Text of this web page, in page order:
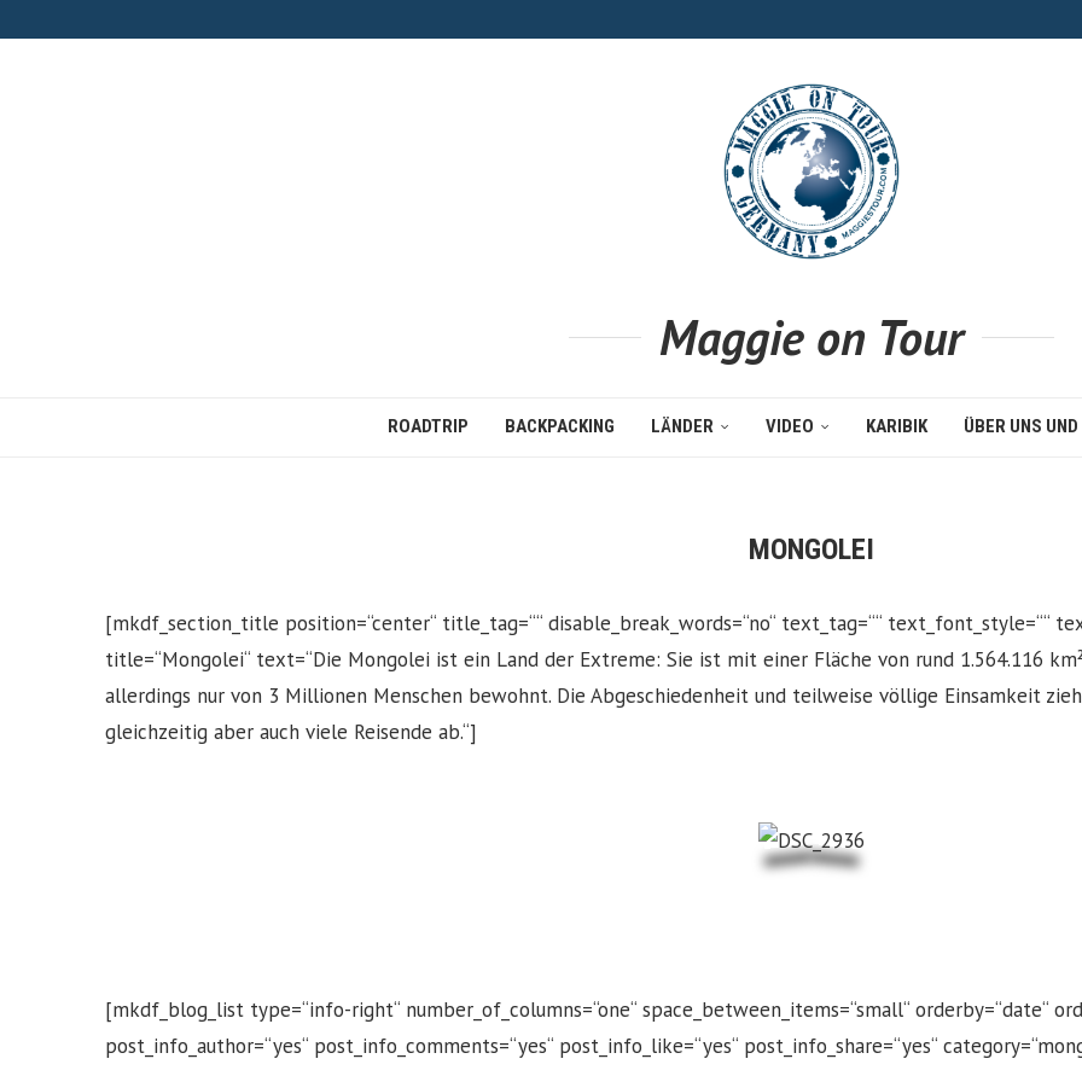
Maggie on Tour
ROADTRIP BACKPACKING LÄNDER VIDEO KARIBIK ÜBER UNS
MONGOLEI
[mkdf_section_title position=“center“ title_tag=““ disable_break_words=“no“ text_tag=““ text_font_style=““
title=“Mongolei“ text=“Die Mongolei ist ein Land der Extreme: Sie ist mit einer Fläche von rund 1.564.116
allerdings nur von 3 Millionen Menschen bewohnt. Die Abgeschiedenheit und teilweise völlige Einsamkeit
gleichzeitig aber auch viele Reisende ab.“]
[mkdf_blog_list type=“info-right“ number_of_columns=“one“ space_between_items=“small“ orderby=“date“
post_info_author=“yes“ post_info_comments=“yes“ post_info_like=“yes“ post_info_share=“yes“